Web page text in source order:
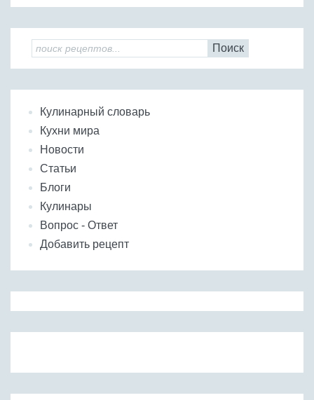
Поиск
Кулинарный словарь
Кухни мира
Новости
Статьи
Блоги
Кулинары
Вопрос - Ответ
Добавить рецепт